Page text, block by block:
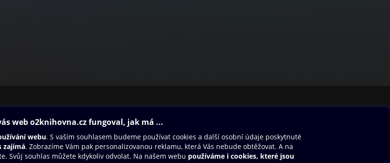
Oneplay Originály
Sport